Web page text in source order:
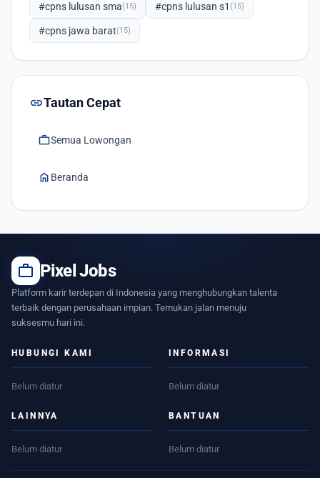
#cpns lulusan sma(15) #cpns lulusan s1 (15)
#cpns jawa barat(15)
linkTautan Cepat
workSemua Lowongan
home Beranda
work Pixel Jobs
Platform karir terdepan di Indonesia yang menghubungkan talenta
terbaik dengan perusahaan impian. Temukan jalan menuju
suksesmu hari ini.
HUBUNGI KAMI
Belum diatur
INFORMASI
Belum diatur
LAINNYA
Belum diatur
BANTUAN
Belum diatur